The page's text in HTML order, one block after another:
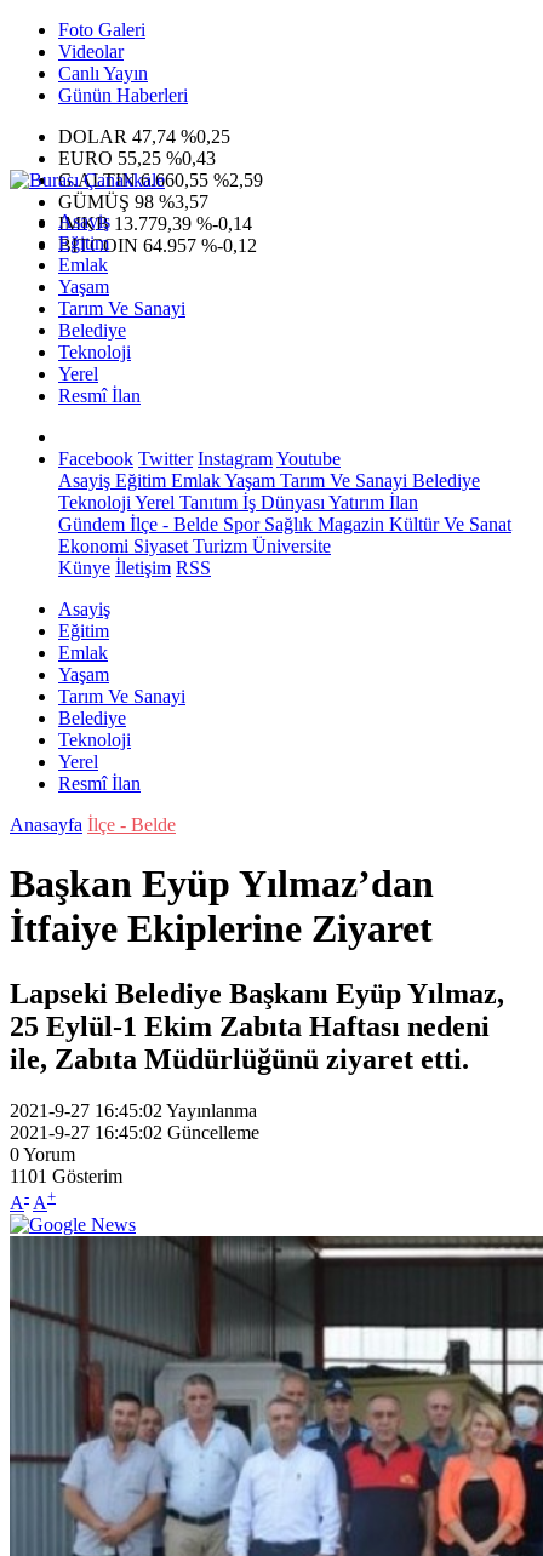
Foto Galeri
Videolar
Canlı Yayın
Günün Haberleri
DOLAR 47,74 %0,25
EURO 55,25 %0,43
G.ALTIN6.660,55 %2,59
GÜMÜŞ 98 %3,57
IMKB 13.779,39 %-0,14
BITCOIN 64.957 %-0,12
Asayiş
Eğitim
Emlak
Yaşam
Tarım Ve Sanayi
Belediye
Teknoloji
Yerel
Resmî İlan
Facebook Twitter InstagramYoutube
Asayiş Eğitim EmlakYaşam Tarım Ve Sanayi Belediye
Teknoloji Yerel Tanıtım İş Dünyası Yatırım İlan
Gündem İlçe - Belde SporSağlık Magazin Kültür Ve Sanat
Ekonomi Siyaset Turizm Üniversite
Künye İletişim RSS
Asayiş
Eğitim
Emlak
Yaşam
Tarım Ve Sanayi
Belediye
Teknoloji
Yerel
Resmî İlan
Anasayfa İlçe - Belde
Başkan Eyüp Yılmaz’dan
İtfaiye Ekiplerine Ziyaret
Lapseki Belediye Başkanı Eyüp Yılmaz,
25 Eylül-1 Ekim Zabıta Haftası nedeni
ile, Zabıta Müdürlüğünü ziyaret etti.
2021-9-27 16:45:02 Yayınlanma
2021-9-27 16:45:02 Güncelleme
0Yorum
1101 Gösterim
A- A+